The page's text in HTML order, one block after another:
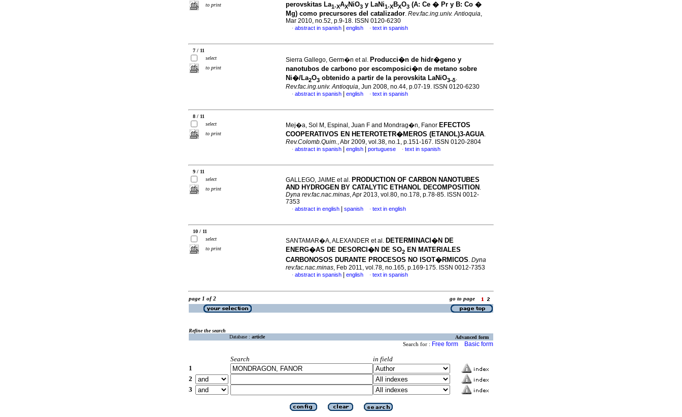
to print
perovskitas La1-XAXNiO3 y LaNi1-XBXO3 (A: Ce � Pr y B: Co �
Mg) como precursores del catalizador Rev.fac.ing.univ. Antioquia
Mar 2010, no.52, p.9-18. ISSN 0120-6230
· abstract in spanish | english · text in spanish
7 / 11
select
to print
Sierra Gallego, Germ�n et al. Producci�n de hidr�geno y
nanotubos de carbono por escomposici�n de metano sobre
Ni�/La2O3 obtenido a partir de la perovskita LaNiO3-δ.
Rev.fac.ing.univ. Antioquia , Jun 2008, no.44, p.07-19. ISSN 0120-6230
· abstract in spanish | english · text in spanish
8 / 11
select
to print
Mej�a, Sol M, Espinal, Juan F and Mondrag�n, Fanor EFECTOS
COOPERATIVOS EN HETEROTETR�MEROS (ETANOL)3-AGUA.
Rev.Colomb.Quim., Abr 2009, vol.38, no.1, p.151-167. ISSN 0120-2804
· abstract in spanish english portuguese · text in spanish
9 / 11
select
to print
GALLEGO, JAIME et al. PRODUCTION OF CARBON NANOTUBES
AND HYDROGEN BY CATALYTIC ETHANOL DECOMPOSITION .
Dyna rev.fac.nac.minas, Apr 2013, vol.80, no.178, p.78-85. ISSN 0012-
7353
· abstract in english spanish · text in english
10 / 11
select
to print
SANTAMAR�A, ALEXANDER et al. DETERMINACI�N DE
ENERG�AS DE DESORCI�N DE SO2 EN MATERIALES
CARBONOSOS DURANTE PROCESOS NO ISOT�RMICOS Dyna
rev.fac.nac.minas , Feb 2011, vol.78, no.165, p.169-175. ISSN 0012-7353
· abstract in spanish | english · text in spanish
page 1 of 2 go to page
Refine the search
Database : article Advanced form
Search for : Free form Basic form
Search
in field
1
2
3